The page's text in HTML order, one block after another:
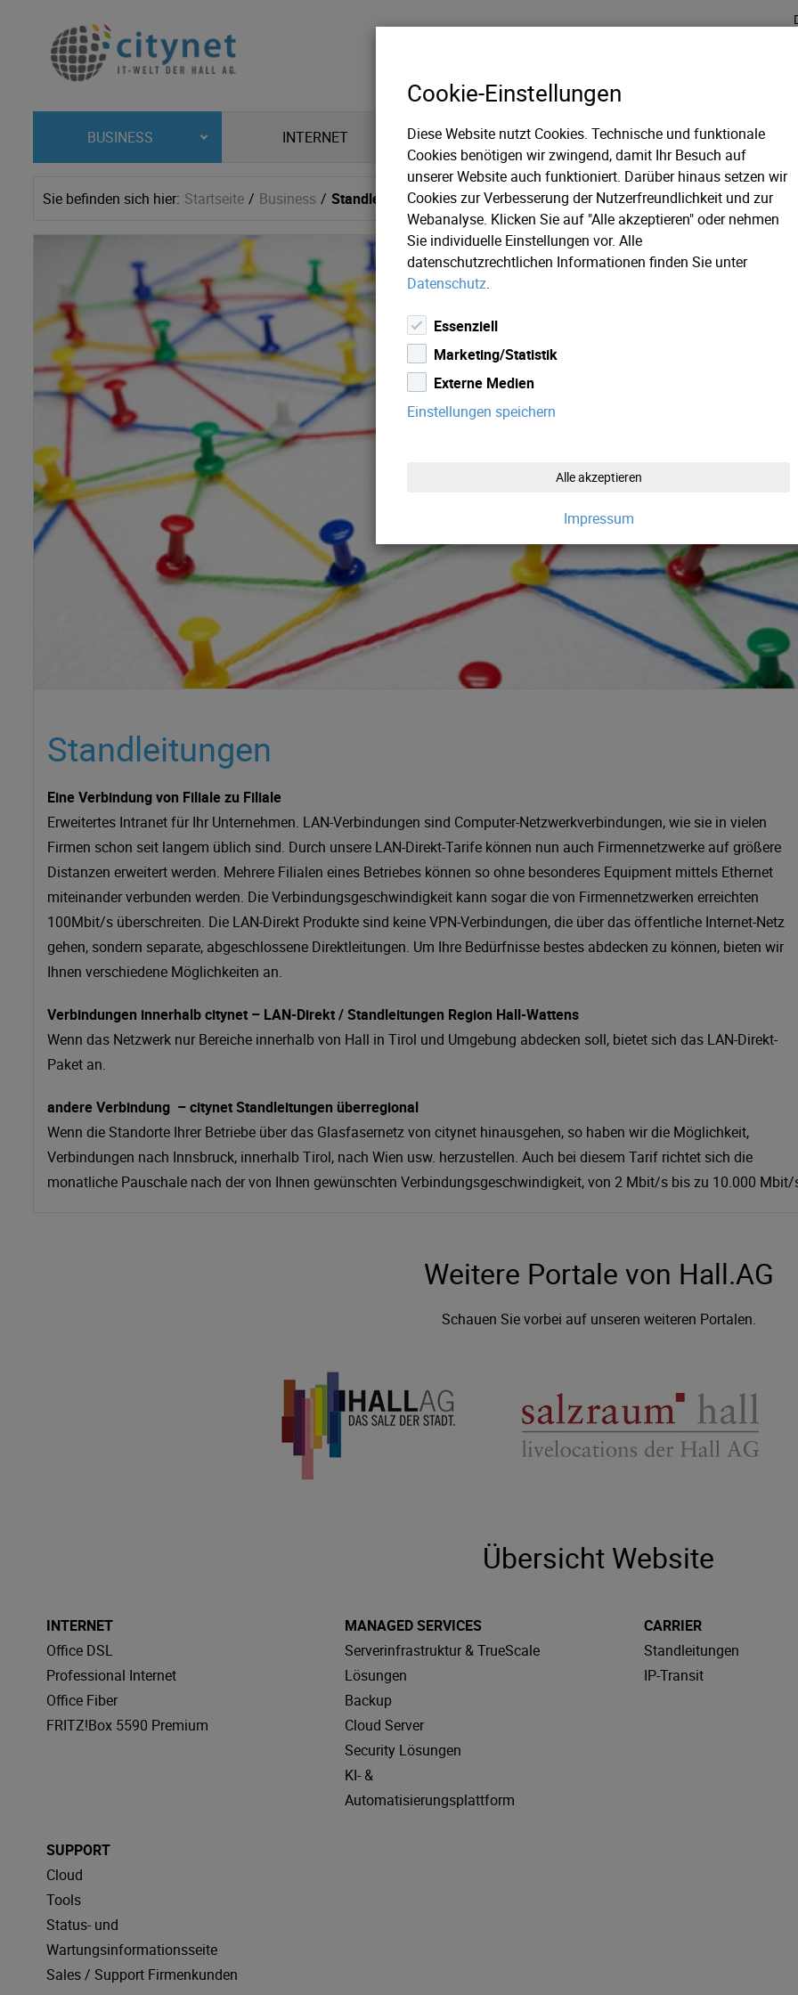
BUSINESS INTERNET MANAGED SERVICES CARRIER
Sie befinden sich hier: Startseite Business Standleitungen
Standleitungen
Eine Verbindung von Filiale zu Filiale
Erweitertes Intranet für Ihr Unternehmen. LAN-Verbindungen sind Computer-Netzwerkverbindungen, wie sie in vielen
Firmen schon seit langem üblich sind. Durch unsere LAN-Direkt-Tarife können nun auch Firmennetzwerke auf größere
Distanzen erweitert werden. Mehrere Filialen eines Betriebes können so ohne besonderes Equipment mittels Ethernet
miteinander verbunden werden. Die Verbindungsgeschwindigkeit kann sogar die von Firmennetzwerken erreichten
100Mbit/s überschreiten. Die LAN-Direkt Produkte sind keine VPN-Verbindungen, die über das öffentliche Internet-Netz
gehen, sondern separate, abgeschlossene Direktleitungen. Um Ihre Bedürfnisse bestes abdecken zu können, bieten wir
Ihnen verschiedene Möglichkeiten an.
Verbindungen innerhalb citynet – LAN-Direkt / Standleitungen Region Hall-Wattens
Wenn das Netzwerk nur Bereiche innerhalb von Hall in Tirol und Umgebung abdecken soll, bietet sich das LAN-Direkt-
Paket an.
andere Verbindung – citynet Standleitungen überregional
Wenn die Standorte Ihrer Betriebe über das Glasfasernetz von citynet hinausgehen, so haben wir die Möglichkeit,
Verbindungen nach Innsbruck, innerhalb Tirol, nach Wien usw. herzustellen. Auch bei diesem Tarif richtet sich die
monatliche Pauschale nach der von Ihnen gewünschten Verbindungsgeschwindigkeit, von 2 Mbit/s bis zu 10.000 Mbit/
Weitere Portale von Hall.AG
Schauen Sie vorbei auf unseren weiteren Portalen.
Übersicht Website
INTERNET
Office DSL
Professional Internet
Office Fiber
FRITZ!Box 5590 Premium
MANAGED SERVICES
Serverinfrastruktur & TrueScale
Lösungen
Backup
Cloud Server
Security Lösungen
KI- &
Automatisierungsplattform
CARRIER
Standleitungen
IP-Transit
SUPPORT
Cloud
Tools
Status- und
Wartungsinformationsseite
Sales / Support Firmenkunden
Cookie-Einstellungen
Diese Website nutzt Cookies. Technische und funktionale
Cookies benötigen wir zwingend, damit Ihr Besuch auf
unserer Website auch funktioniert. Darüber hinaus setzen wir
Cookies zur Verbesserung der Nutzerfreundlichkeit und zur
Webanalyse. Klicken Sie auf "Alle akzeptieren" oder nehmen
Sie individuelle Einstellungen vor. Alle
datenschutzrechtlichen Informationen finden Sie unter
Datenschutz.
Essenziell
Marketing/Statistik
Externe Medien
Einstellungen speichern
Alle akzeptieren
Impressum